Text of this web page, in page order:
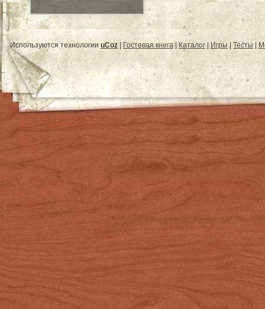
Используются технологии uCoz Гостевая книга Каталог Игры Тесты